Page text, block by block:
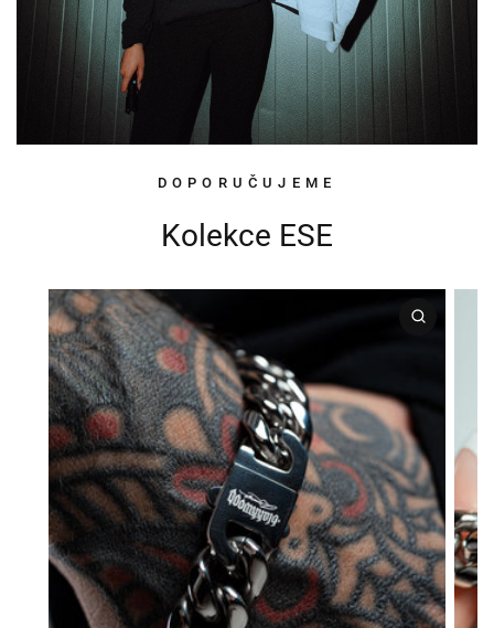
DOPORUČUJEME
Kolekce ESE